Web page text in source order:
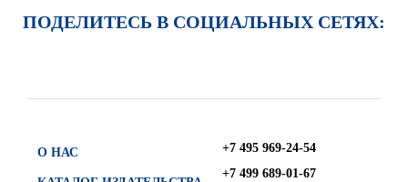
ПОДЕЛИТЕСЬ В СОЦИАЛЬНЫХ СЕТЯХ:
О НАС
+7 495 969-24-54
+7 499 689-01-67